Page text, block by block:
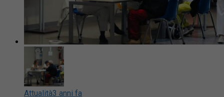
Attualità3 anni fa